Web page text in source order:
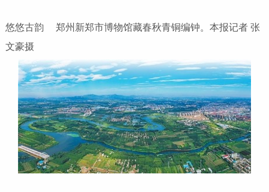
悠悠古韵 郑州新郑市博物馆藏春秋青铜编钟。本报记者 张
文豪摄